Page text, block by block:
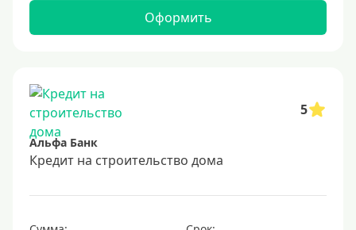
Оформить
5
Альфа Банк
Кредит на строительство дома